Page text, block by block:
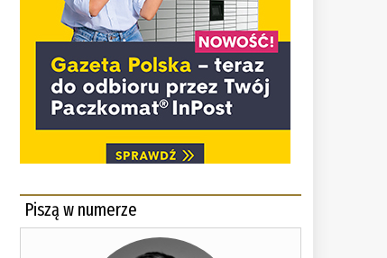
Piszą w numerze